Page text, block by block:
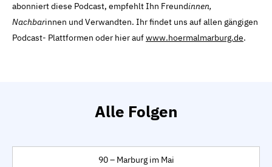
abonniert diese Podcast, empfehlt Ihn Freundinnen,
Nachbarinnen und Verwandten. Ihr findet uns auf allen gängigen
Podcast- Plattformen oder hier aufwww.hoermalmarburg.de.
Alle Folgen
90 – Marburg im Mai